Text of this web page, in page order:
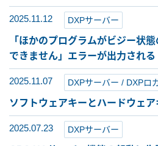
2025.11.12 DXPサーバー
「ほかのプログラムがビジー状
できません」エラーが出力される
2025.11.07
ソフトウェアキーとハードウェ
2025.07.23 DXPサーバー